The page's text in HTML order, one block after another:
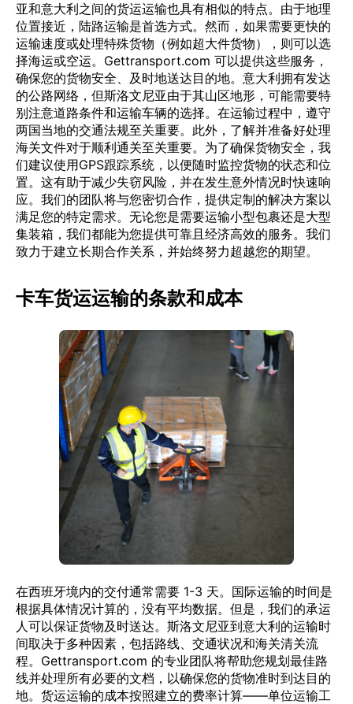
亚和意大利之间的货运运输也具有相似的特点。由于地理
位置接近，陆路运输是首选方式。然而，如果需要更快的
运输速度或处理特殊货物（例如超大件货物），则可以选
择海运或空运。Gettransport.com 可以提供这些服务，
确保您的货物安全、及时地送达目的地。意大利拥有发达
的公路网络，但斯洛文尼亚由于其山区地形，可能需要特
别注意道路条件和运输车辆的选择。在运输过程中，遵守
两国当地的交通法规至关重要。此外，了解并准备好处理
海关文件对于顺利通关至关重要。为了确保货物安全，我
们建议使用GPS跟踪系统，以便随时监控货物的状态和位
置。这有助于减少失窃风险，并在发生意外情况时快速响
应。我们的团队将与您密切合作，提供定制的解决方案以
满足您的特定需求。无论您是需要运输小型包裹还是大型
集装箱，我们都能为您提供可靠且经济高效的服务。我们
致力于建立长期合作关系，并始终努力超越您的期望。
卡车货运运输的条款和成本
在西班牙境内的交付通常需要 1-3 天。国际运输的时间是
根据具体情况计算的，没有平均数据。但是，我们的承运
人可以保证货物及时送达。斯洛文尼亚到意大利的运输时
间取决于多种因素，包括路线、交通状况和海关清关流
程。Gettransport.com 的专业团队将帮助您规划最佳路
线并处理所有必要的文档，以确保您的货物准时到达目的
地。货运运输的成本按照建立的费率计算——单位运输工